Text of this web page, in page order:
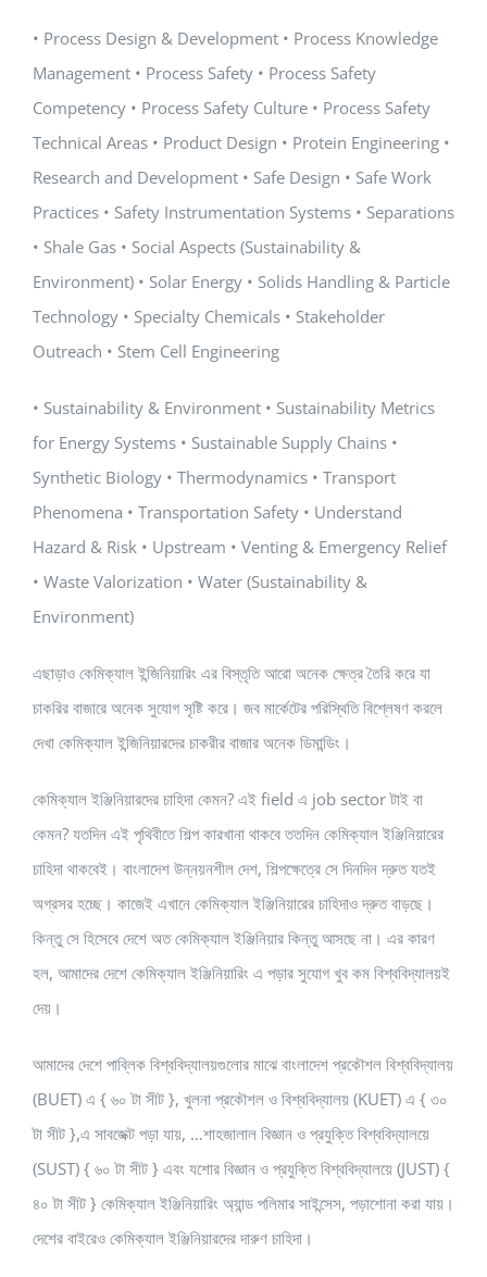
• Process Design & Development • Process Knowledge
Management • Process Safety • Process Safety
Competency • Process Safety Culture • Process Safety
Technical Areas • Product Design • Protein Engineering •
Research and Development • Safe Design • Safe Work
Practices • Safety Instrumentation Systems • Separations
• Shale Gas • Social Aspects (Sustainability &
Environment) • Solar Energy • Solids Handling & Particle
Technology • Specialty Chemicals • Stakeholder
Outreach • Stem Cell Engineering
• Sustainability & Environment • Sustainability Metrics
for Energy Systems • Sustainable Supply Chains •
Synthetic Biology • Thermodynamics • Transport
Phenomena • Transportation Safety • Understand
Hazard & Risk • Upstream • Venting & Emergency Relief
• Waste Valorization • Water (Sustainability &
Environment)
এছাড়াও কেমিক্যাল ইন্জিনিয়ারিং এর বিস্তৃতি আরো অনেক ক্ষেত্র তৈরি করে যা
চাকরির বাজারে অনেক সুযোগ সৃষ্টি করে। জব মার্কেটের পরিস্থিতি বিশ্লেষণ করলে
দেখা কেমিক্যাল ইন্জিনিয়ারদের চাকরীর বাজার অনেক ডিমান্ডিং।
কেমিক্যাল ইঞ্জিনিয়ারদের চাহিদা কেমন? এই field এ job sector টাই বা
কেমন? যতদিন এই পৃথিবীতে শিল্প কারখানা থাকবে ততদিন কেমিক্যাল ইঞ্জিনিয়ারের
চাহিদা থাকবেই। বাংলাদেশ উন্নয়নশীল দেশ, শিল্পক্ষেত্রে সে দিনদিন দ্রুত যতই
অগ্রসর হচ্ছে। কাজেই এখানে কেমিক্যাল ইঞ্জিনিয়ারের চাহিদাও দ্রুত বাড়ছে।
কিন্তু সে হিসেবে দেশে অত কেমিক্যাল ইঞ্জিনিয়ার কিন্তু আসছে না। এর কারণ
হল, আমাদের দেশে কেমিক্যাল ইঞ্জিনিয়ারিং এ পড়ার সুযোগ খুব কম বিশ্ববিদ্যালয়ই
দেয়।
আমাদের দেশে পাব্লিক বিশ্ববিদ্যালয়গুলোর মাঝে বাংলাদেশ প্রকৌশল বিশ্ববিদ্যালয়
(BUET) এ { ৬০ টা সীট }, খুলনা প্রকৌশল ও বিশ্ববিদ্যালয় (KUET) এ { ৩০
টা সীট },এ সাবজেক্ট পড়া যায়, …শাহজালাল বিজ্ঞান ও প্রযুক্তি বিশ্ববিদ্যালয়ে
(SUST) { ৬০ টা সীট } এবং যশোর বিজ্ঞান ও প্রযুক্তি বিশ্ববিদ্যালয়ে (JUST) {
৪০ টা সীট } কেমিক্যাল ইঞ্জিনিয়ারিং অ্যান্ড পলিমার সাইন্সেস, পড়াশোনা করা যায়।
দেশের বাইরেও কেমিক্যাল ইঞ্জিনিয়ারদের দারুণ চাহিদা।